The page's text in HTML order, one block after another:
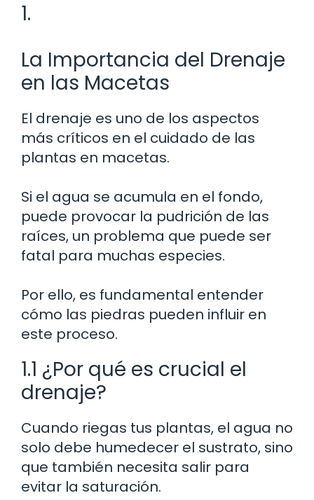
1.
La Importancia del Drenaje
en las Macetas
El drenaje es uno de los aspectos
más críticos en el cuidado de las
plantas en macetas.
Si el agua se acumula en el fondo,
puede provocar la pudrición de las
raíces, un problema que puede ser
fatal para muchas especies.
Por ello, es fundamental entender
cómo las piedras pueden influir en
este proceso.
1.1 ¿Por qué es crucial el
drenaje?
Cuando riegas tus plantas, el agua no
solo debe humedecer el sustrato, sino
que también necesita salir para
evitar la saturación.